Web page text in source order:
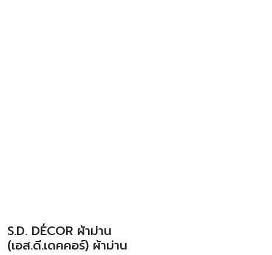
S.D. DÉCOR ผ้าม่าน
(เอส.ดี.เดคคอร์) ผ้าม่าน